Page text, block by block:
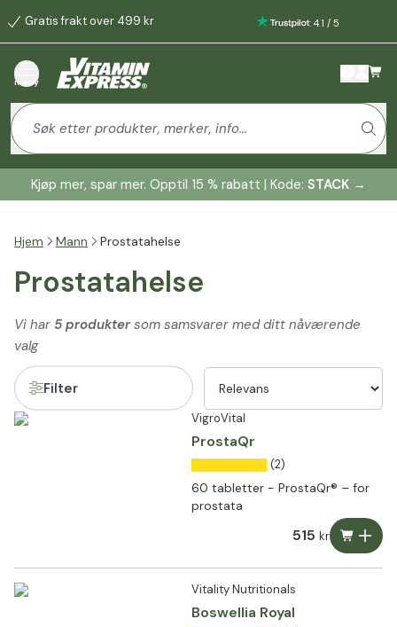
Gratis frakt over 499 kr : 4.1 / 5
meny
Kjøp mer, spar mer. Opptil 15 % rabatt | Kode: STACK →
Hjem Mann Prostatahelse
Prostatahelse
Vi har 5 produktersom samsvarer med ditt nåværende
valg
Filter
VigroVital
ProstaQr
(2)
60 tabletter - ProstaQr® – for
prostata
515 kr
Vitality Nutritionals
Boswellia Royal